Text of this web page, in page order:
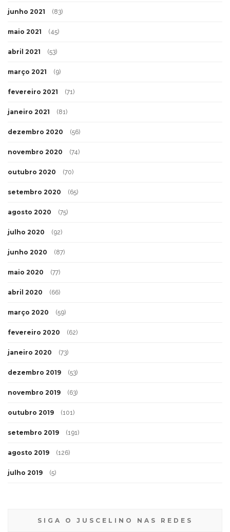
junho 2021 (83)
maio 2021 (45)
abril 2021 (53)
março 2021 (9)
fevereiro 2021 (71)
janeiro 2021 (81)
dezembro 2020 (56)
novembro 2020 (74)
outubro 2020 (70)
setembro 2020 (65)
agosto 2020 (75)
julho 2020 (92)
junho 2020 (87)
maio 2020 (77)
abril 2020 (66)
março 2020 (59)
fevereiro 2020 (62)
janeiro 2020 (73)
dezembro 2019 (53)
novembro 2019 (63)
outubro 2019 (101)
setembro 2019 (191)
agosto 2019 (126)
julho 2019 (5)
SIGA O JUSCELINO NAS REDES